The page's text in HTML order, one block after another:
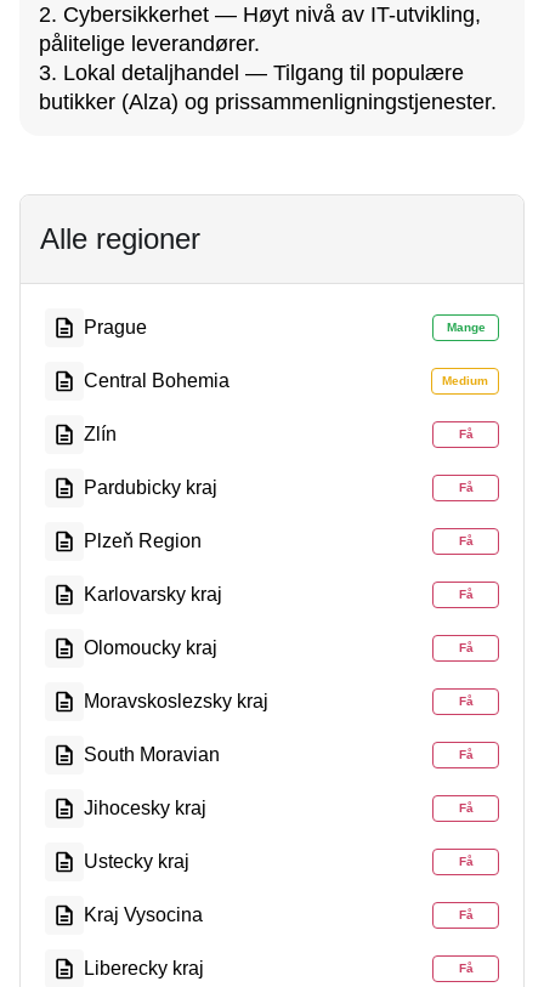
2. Cybersikkerhet — Høyt nivå av IT-utvikling,
pålitelige leverandører.
3. Lokal detaljhandel — Tilgang til populære
butikker (Alza) og prissammenligningstjenester.
Alle regioner
Prague Mange
Central Bohemia Medium
Zlín Få
Pardubicky kraj Få
Plzeň Region Få
Karlovarsky kraj Få
Olomoucky kraj Få
Moravskoslezsky kraj Få
South Moravian Få
Jihocesky kraj Få
Ustecky kraj Få
Kraj Vysocina Få
Liberecky kraj Få